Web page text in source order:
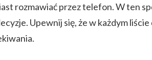
rozmawiać przez telefon. W ten
Upewnij się, że w każdym liście